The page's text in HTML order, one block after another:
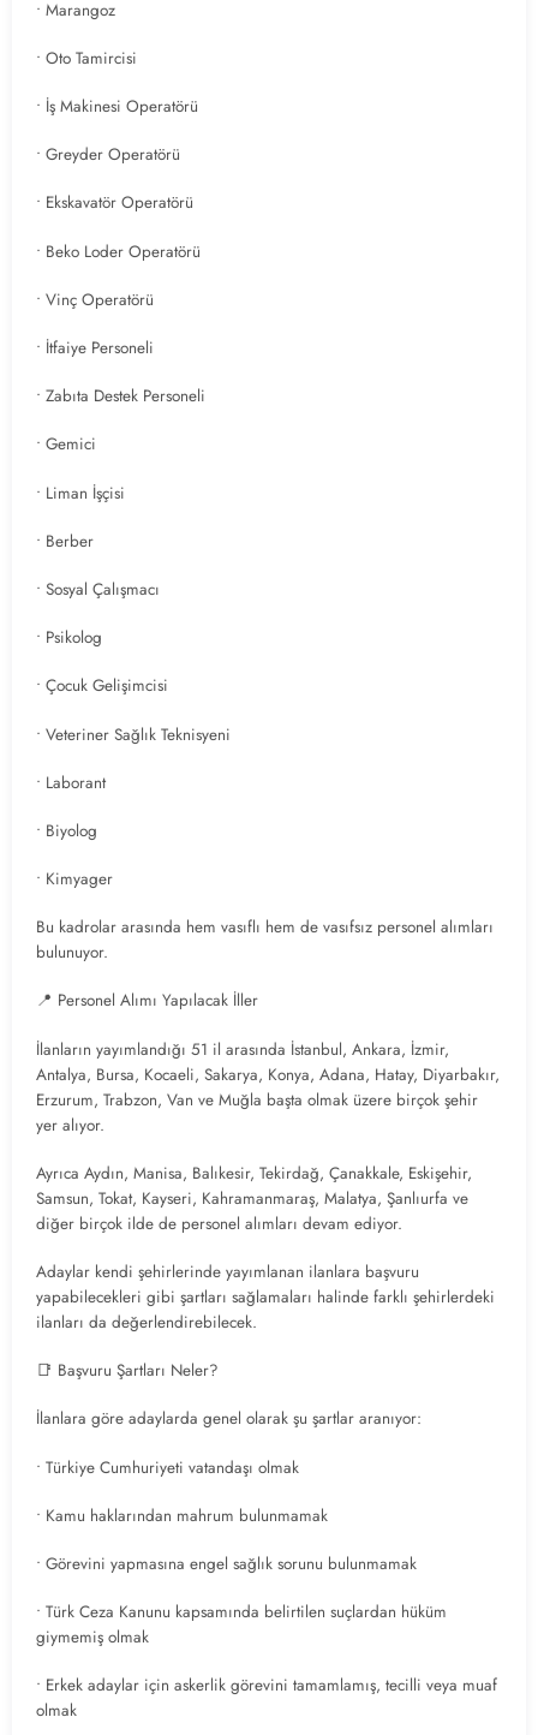
• Marangoz
• Oto Tamircisi
• İş Makinesi Operatörü
• Greyder Operatörü
• Ekskavatör Operatörü
• Beko Loder Operatörü
• Vinç Operatörü
• İtfaiye Personeli
• Zabıta Destek Personeli
• Gemici
• Liman İşçisi
• Berber
• Sosyal Çalışmacı
• Psikolog
• Çocuk Gelişimcisi
• Veteriner Sağlık Teknisyeni
• Laborant
• Biyolog
• Kimyager
Bu kadrolar arasında hem vasıflı hem de vasıfsız personel alımları
bulunuyor.
📍 Personel Alımı Yapılacak İller
İlanların yayımlandığı 51 il arasında İstanbul, Ankara, İzmir,
Antalya, Bursa, Kocaeli, Sakarya, Konya, Adana, Hatay, Diyarbakır,
Erzurum, Trabzon, Van ve Muğla başta olmak üzere birçok şehir
yer alıyor.
Ayrıca Aydın, Manisa, Balıkesir, Tekirdağ, Çanakkale, Eskişehir,
Samsun, Tokat, Kayseri, Kahramanmaraş, Malatya, Şanlıurfa ve
diğer birçok ilde de personel alımları devam ediyor.
Adaylar kendi şehirlerinde yayımlanan ilanlara başvuru
yapabilecekleri gibi şartları sağlamaları halinde farklı şehirlerdeki
ilanları da değerlendirebilecek.
📑 Başvuru Şartları Neler?
İlanlara göre adaylarda genel olarak şu şartlar aranıyor:
• Türkiye Cumhuriyeti vatandaşı olmak
• Kamu haklarından mahrum bulunmamak
• Görevini yapmasına engel sağlık sorunu bulunmamak
• Türk Ceza Kanunu kapsamında belirtilen suçlardan hüküm
giymemiş olmak
• Erkek adaylar için askerlik görevini tamamlamış, tecilli veya muaf
olmak